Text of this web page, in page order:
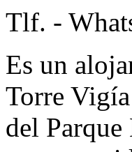
Tlf. -
Es un
Torre
del